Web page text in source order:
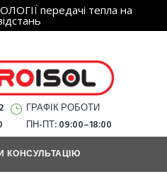
передачі тепла на
ЗНАЙТИ
ГРАФІК РОБОТИ
ПН-ПТ: 09:00–18:00
КОНСУЛЬТАЦІЮ